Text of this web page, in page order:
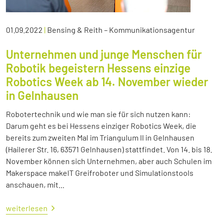
01.09.2022 | Bensing & Reith – Kommunikationsagentur
Unternehmen und junge Menschen für
Robotik begeistern Hessens einzige
Robotics Week ab 14. November wieder
in Gelnhausen
Robotertechnik und wie man sie für sich nutzen kann:
Darum geht es bei Hessens einziger Robotics Week, die
bereits zum zweiten Mal im Triangulum II in Gelnhausen
(Hailerer Str. 16, 63571 Gelnhausen) stattfindet. Von 14. bis 18.
November können sich Unternehmen, aber auch Schulen im
Makerspace makeIT Greifroboter und Simulationstools
anschauen, mit...
weiterlesen